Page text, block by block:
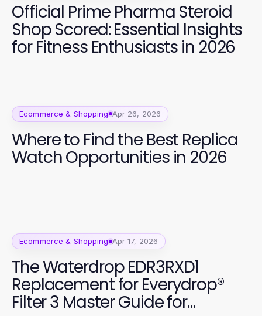
Official Prime Pharma Steroid
Shop Scored: Essential Insights
for Fitness Enthusiasts in 2026
Ecommerce & Shopping Apr 26, 2026
Where to Find the Best Replica
Watch Opportunities in 2026
Ecommerce & Shopping Apr 17, 2026
The Waterdrop EDR3RXD1
Replacement for Everydrop®
Filter 3 Master Guide for